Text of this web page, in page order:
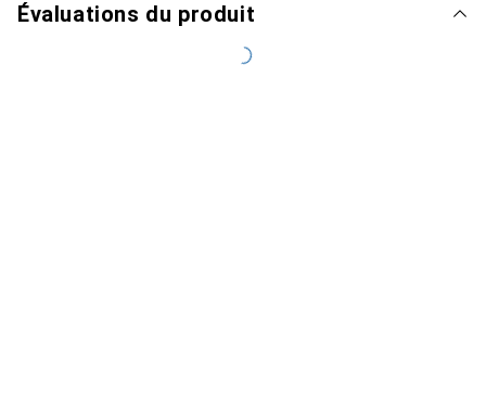
Évaluations du produit